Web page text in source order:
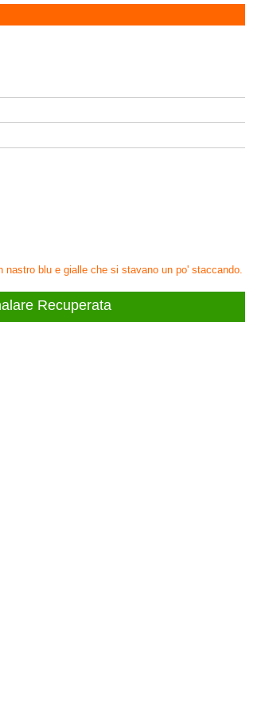
blu e gialle che si stavano un po' staccando.
Recuperata